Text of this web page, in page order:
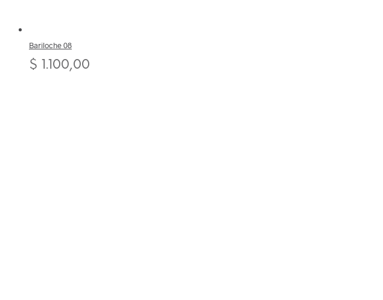
Bariloche 08
$ 1.100,00